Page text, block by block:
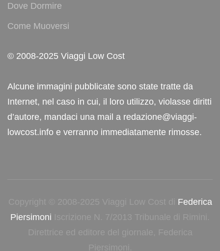
Dove Dormire
Come Muoversi
© 2008-2025 Viaggi Low Cost
Alcune immagini pubblicate sono state tratte da
Internet, nel caso in cui, il loro utilizzo, violasse diritti
d’autore, mandaci una mail a redazione@viaggi-
lowcost.info e verranno immediatamente rimosse.
Copyright © 2008-2025 Viaggi Low Cost di Federica
Piersimoni Iscrizione N. 7/2013 Tribunale di Rimini.
Direttrice ed editore del giornale, Federica
Piersimoni.